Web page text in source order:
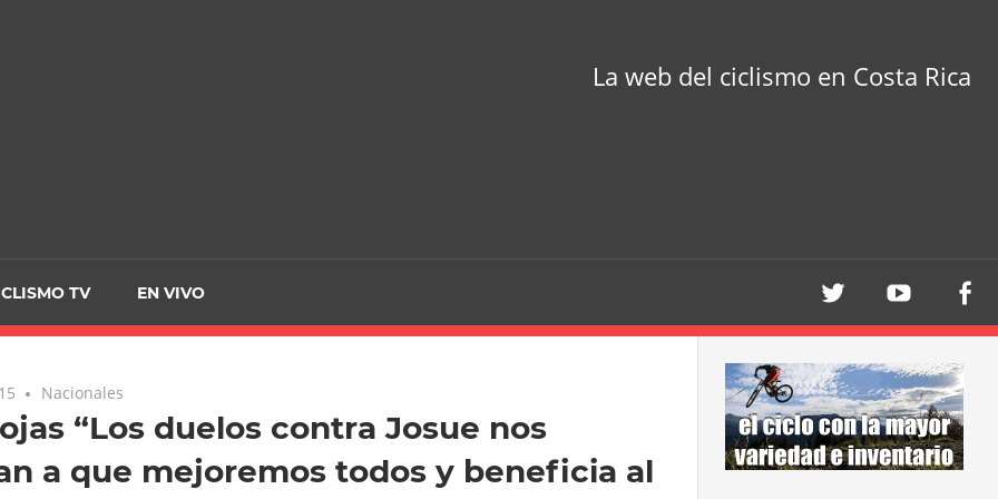
La web del ciclismo en Costa Rica
TV EN VIVO
Nacionales
“Los duelos contra Josue nos
a que mejoremos todos y beneficia al